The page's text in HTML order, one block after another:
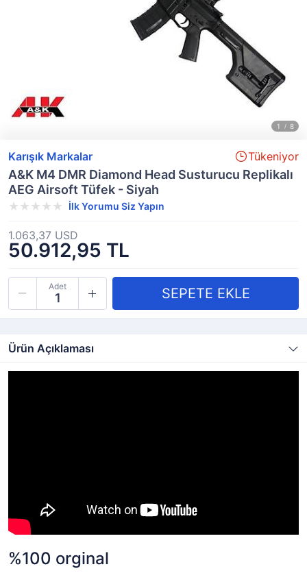
Karışık Markalar Tükeniyor
A&K M4 DMR Diamond Head Susturucu Replikalı
AEG Airsoft Tüfek - Siyah
İlk Yorumu Siz Yapın
50.912,95 TL
1.063,37 USD
Adet
Ürün Açıklaması
%100 orginal